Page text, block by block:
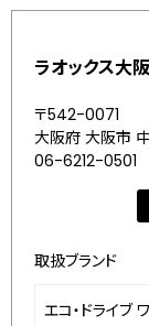
ラオックス大
〒542-0071
大阪府 大阪市
06-6212-0501
取扱ブランド
エコ・ドライブ